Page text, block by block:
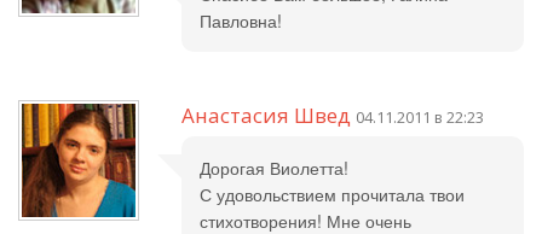
Павловна!
Анастасия Швед 04.11.2011 в 22:23
Дорогая Виолетта!
С удовольствием прочитала твои
стихотворения! Мне очень